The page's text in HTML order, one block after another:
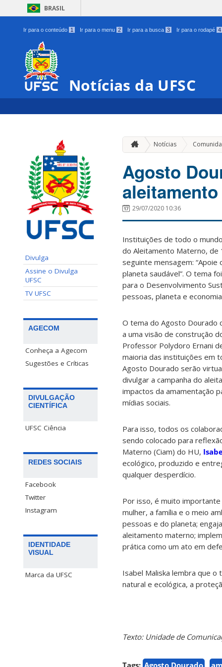
BRASIL
Ir para o conteúdo 1 Ir para o menu 2 Ir para a busca 3 Ir para o rodapé 4
Notícias da UFSC
Divulga
Assine o Divulga
UFSC
TV UFSC
AGECOM
Conheça a Agecom
Sugestões e Críticas
DIVULGAÇÃO
CIENTÍFICA
UFSC Ciência
REDES SOCIAIS
Facebook
Twitter
Instagram
IDENTIDADE
VISUAL
Marca da UFSC
Notícias
Agosto
29/07/2020 10:36
Instituições de todo o
do Aleitamento Materno, de
seguinte mensagem:
planeta saudável”. O tema
para o Desenvolvimento
pessoas, planeta e
O tema do Agosto Dourado
a uma visão de construção
Professor Polydoro Ernani
maioria das instituições em
Agosto Dourado serão
divulgar a campanha do
impactos da amamentação
mídias sociais.
Para isso, todos os
sendo colocado para
Materno (Ciam) do HU,
ecológico, produzido e
qualquer desperdício.
Por isso, é muito
mulher, a família e o meio
pessoas e do planeta;
aleitamento materno;
prática como um ato em
Isabel Maliska lembra que
natural e ecológica, a
Texto: Unidade de